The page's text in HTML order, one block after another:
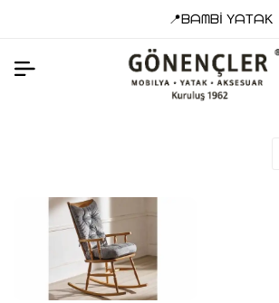
📍ᗷᗩᗰᗷİ YᗩTᗩK